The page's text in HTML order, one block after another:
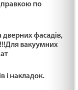
по
фасадів,
вакуумних
і накладок.